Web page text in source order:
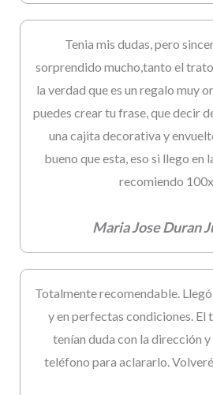
Tenia mis dudas, pero
sorprendido mucho,tanto el
la verdad que es un regalo muy
puedes crear tu frase, que decir
una cajita decorativa y
bueno que esta, eso si llego en
recomiendo
Maria Jose Duran
Totalmente recomendable.
y en perfectas condiciones. El
tenían duda con la dirección
teléfono para aclararlo.